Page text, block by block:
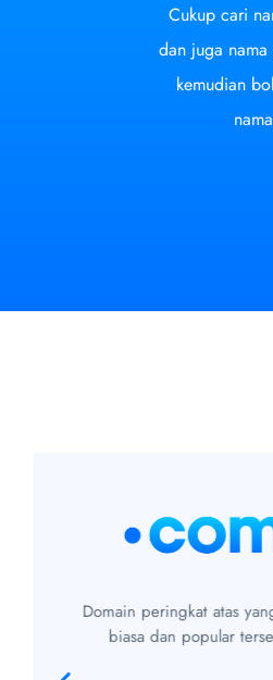
Cukup cari
dan juga
kemudian
Domain peringkat atas
biasa dan popular